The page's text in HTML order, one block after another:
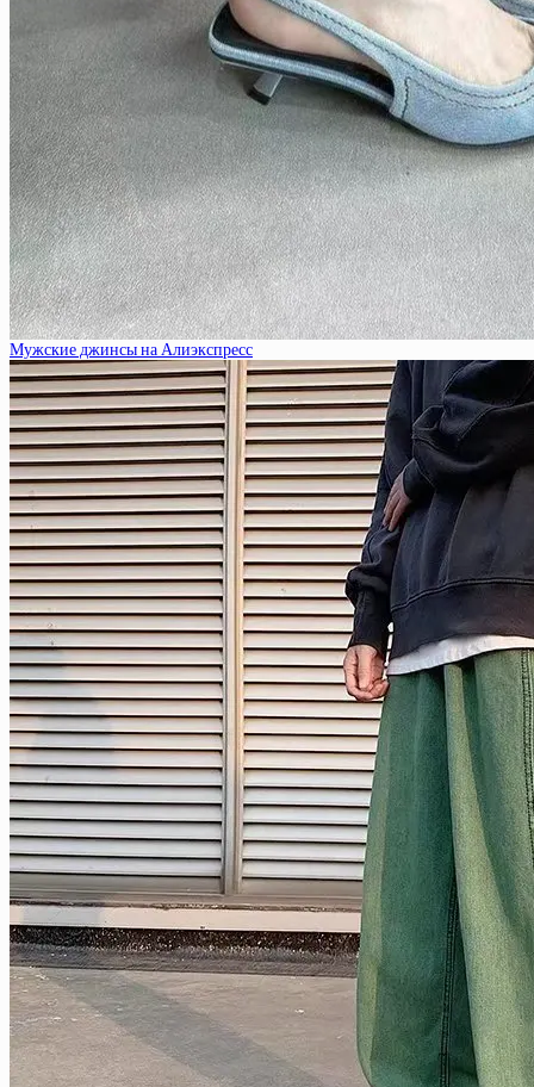
Мужские джинсы на Алиэкспресс